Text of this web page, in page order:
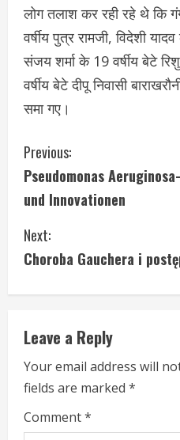
लोग तलाश कर रही रहे थे कि
वर्षीय पुत्र रामजी, विदेशी
संजय शर्मा के 19 वर्षीय बेटे
वर्षीय बेटे दीपू निवासी
समा गए।
C
o
n
t
i
n
u
e
R
Previous:
Pseudomonas
und Innovationen
Next:
Choroba Gauchera i
Leave a Reply
Your email address will
fields are marked *
Comment*